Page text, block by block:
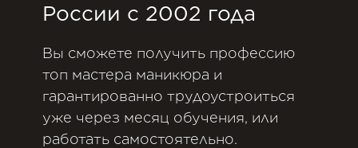
России с 2002 года
Вы сможете получить профессию
топ мастера маникюра и
гарантированно трудоустроиться
уже через месяц обучения, или
работать самостоятельно.